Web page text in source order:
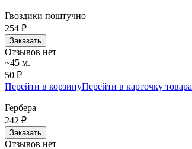
Гвоздики поштучно
254 ₽
Заказать
Отзывов нет
~45 м.
50 ₽
Перейти в корзинуПерейти в карточку товара
Гербера
242 ₽
Заказать
Отзывов нет